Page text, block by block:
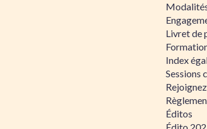
Livret de
Index
Sessions
Éditos